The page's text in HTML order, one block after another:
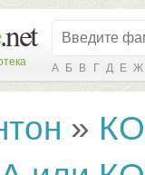
А Б В Г Д Е Ж
»